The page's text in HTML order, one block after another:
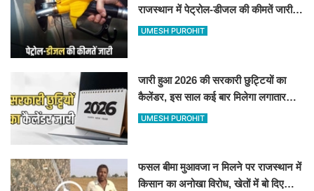
राजस्थान में पेट्रोल-डीजल की कीमतें जारी,
जानिए बीकानेर समेत पुरे प्रदेश में नए रेट
UMESH PUROHIT
जारी हुआ 2026 की सरकारी छुट्टियों का
कैलेंडर, इस साल कई बार मिलेगा लगातार
अवकाश, देखें
UMESH PUROHIT
फसल बीमा मुआवजा न मिलने पर राजस्थान में
किसान का अनोखा विरोध, खेतों में बो दिए